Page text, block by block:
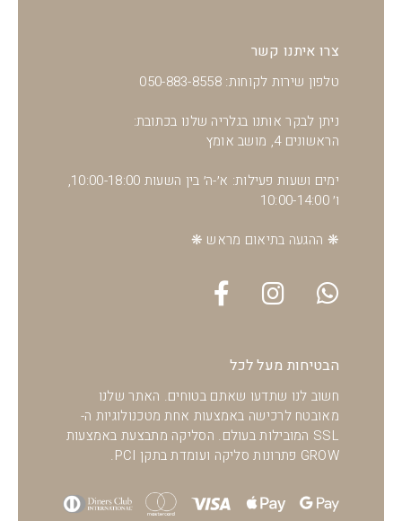
צרו איתנו קשר
טלפון שירות לקוחות: 050-883-8558
ניתן לבקר אותנו בגלריה שלנו בכתובת:
הראשונים 4, מושב אומץ
ימים ושעות פעילות: א׳-ה׳ בין השעות 10:00-18:00,
ו׳ 10:00-14:00
❋ ההגעה בתיאום מראש ❋
הבטיחות מעל לכל
חשוב לנו שתדעו שאתם בטוחים. האתר שלנו
מאובטח לרכישה באמצעות אחת מטכנולוגיות ה-
SSL המובילות בעולם. הסליקה מתבצעת באמצעות
GROW פתרונות סליקה ועומדת בתקן PCI.